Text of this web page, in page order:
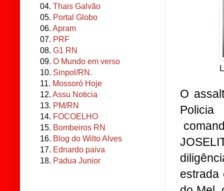
O
Policia
estrada
04. Thais Galvão
05. Portal Globo
06. Apram
07. PRF
08. G1 RN
09. O Mundo em verso
10. Sinpol/RN.
11. Mossoró Hoje
12. Assu Noticia
13. PM/RN
14. FOCOELHO
15. Bombeiros RN
16. Blog do Wilto Alves
17. Ednardo paiva
18. Padua Junior